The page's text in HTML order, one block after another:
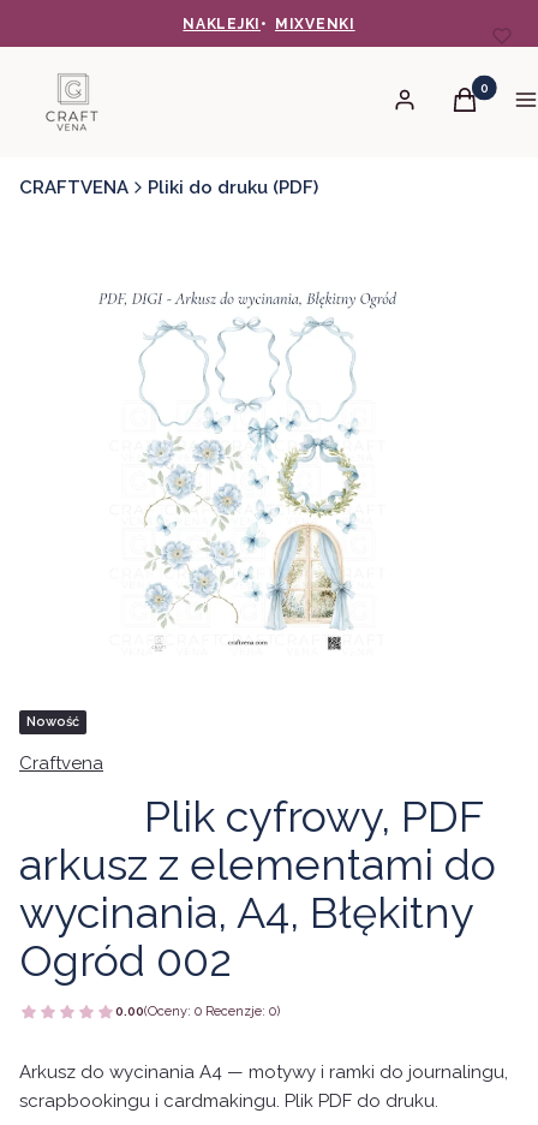
NAKLEJKI • MIXVENKI
Zaloguj sięProdukty
Koszyk
CRAFTVENA Pliki do druku (PDF)
Tagi produktu
Nowość
Craftvena
Plik cyfrowy, PDF
arkusz z elementami do
wycinania, A4, Błękitny
Ogród 002
0.00(Oceny: 0 Recenzje: 0)
Arkusz do wycinania A4 — motywy i ramki do journalingu,
scrapbookingu i cardmakingu. Plik PDF do druku.